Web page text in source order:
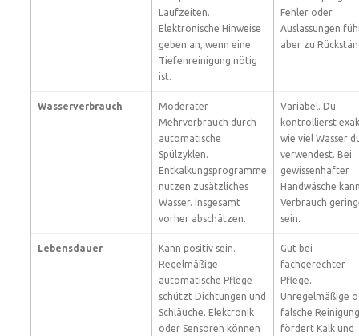
Laufzeiten.
Elektronische Hinweise
geben an, wenn eine
Tiefenreinigung nötig
ist.
Fehler oder
Auslassungen
aber zu
Wasserverbrauch
Moderater
Mehrverbrauch durch
automatische
Spülzyklen.
Entkalkungsprogramme
nutzen zusätzliches
Wasser. Insgesamt
vorher abschätzen.
Variabel. Du
kontrollierst
wie viel Wasser
verwendest. Bei
gewissenhafter
Handwäsche
Verbrauch
sein.
Lebensdauer
Kann positiv sein.
Regelmäßige
automatische Pflege
schützt Dichtungen und
Schläuche. Elektronik
oder Sensoren können
Gut bei
fachgerechter
Pflege.
Unregelmäßige
falsche Reinigung
fördert Kalk und